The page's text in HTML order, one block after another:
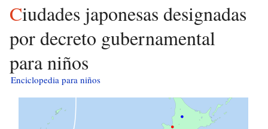
Ciudades japonesas designadas
por decreto gubernamental
para niños
Enciclopedia para niños